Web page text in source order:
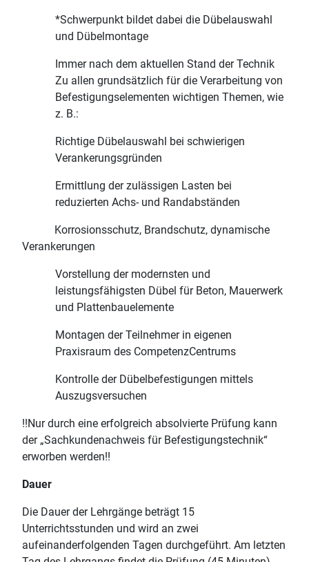
*Schwerpunkt bildet dabei die Dübelauswahl
und Dübelmontage
Immer nach dem aktuellen Stand der Technik
Zu allen grundsätzlich für die Verarbeitung von
Befestigungselementen wichtigen Themen, wie
z. B.:
Richtige Dübelauswahl bei schwierigen
Verankerungsgründen
Ermittlung der zulässigen Lasten bei
reduzierten Achs- und Randabständen
Korrosionsschutz, Brandschutz, dynamische
Verankerungen
Vorstellung der modernsten und
leistungsfähigsten Dübel für Beton, Mauerwerk
und Plattenbauelemente
Montagen der Teilnehmer in eigenen
Praxisraum des CompetenzCentrums
Kontrolle der Dübelbefestigungen mittels
Auszugsversuchen
!!Nur durch eine erfolgreich absolvierte Prüfung kann
der „Sachkundenachweis für Befestigungstechnik“
erworben werden!!
Dauer
Die Dauer der Lehrgänge beträgt 15
Unterrichtsstunden und wird an zwei
aufeinanderfolgenden Tagen durchgeführt. Am letzten